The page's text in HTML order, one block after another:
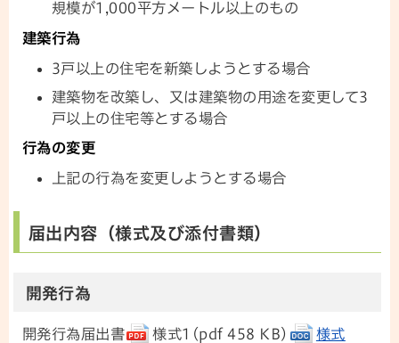
規模が1,000平方メートル以上のもの
建築行為
3戸以上の住宅を新築しようとする場合
建築物を改築し、又は建築物の用途を変更して3
戸以上の住宅等とする場合
行為の変更
上記の行為を変更しようとする場合
届出内容（様式及び添付書類）
開発行為
開発行為届出書 様式1(pdf 458 KB)
様式